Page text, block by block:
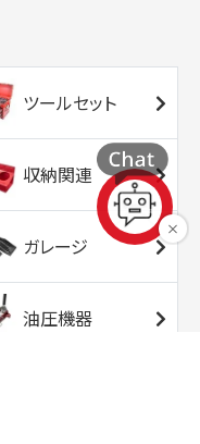
ツールセット
収納関連
ガレージ
油圧機器